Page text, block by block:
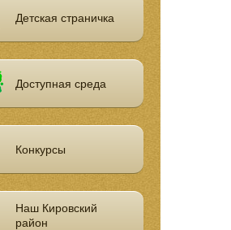
Детская страничка
Доступная среда
Конкурсы
Наш Кировский
район